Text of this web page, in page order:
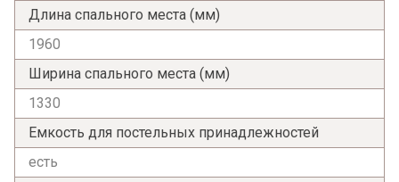
Длина спального места (мм)
1960
Ширина спального места (мм)
1330
Емкость для постельных принадлежностей
есть